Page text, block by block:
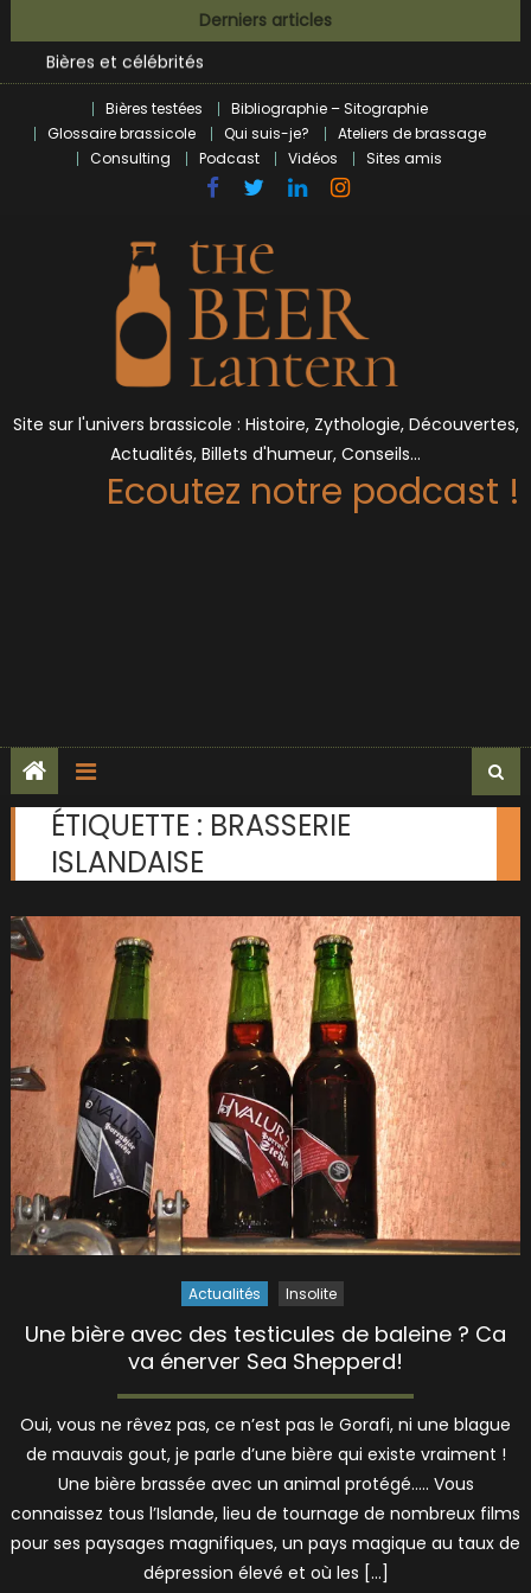
to
content
Derniers articles
BrewDog racheté par Tilray pour une bouchée de pain ?
Bières et célébrités
L’écosysteme brassicole en introspection
Zoumaï : pionnier de la révolution craft à Marseille
L’intelligence artificielle dans le milieu brassicole
BrewDog racheté par Tilray pour une bouchée de pain ?
Bières testées
Bibliographie – Sitographie
Glossaire brassicole
Qui suis-je?
Ateliers de brassage
Consulting
Podcast Vidéos Sites amis
Site sur l'univers brassicole : Histoire, Zythologie, Découvertes,
Actualités, Billets d'humeur, Conseils…
Ecoutez notre podcast !
ÉTIQUETTE : BRASSERIE
ISLANDAISE
Actualités Insolite
Une bière avec des testicules de baleine ? Ca
va énerver Sea Shepperd!
Oui, vous ne rêvez pas, ce n’est pas le Gorafi, ni une blague
de mauvais gout, je parle d’une bière qui existe vraiment !
Une bière brassée avec un animal protégé….. Vous
connaissez tous l’Islande, lieu de tournage de nombreux films
pour ses paysages magnifiques, un pays magique au taux de
dépression élevé et où les […]